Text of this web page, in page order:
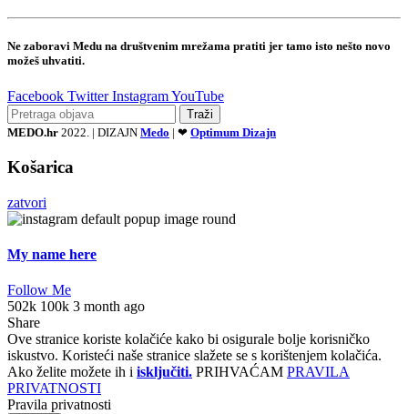
Ne zaboravi Medu na društvenim mrežama pratiti jer tamo isto nešto novo
možeš uhvatiti.
Facebook Twitter InstagramYouTube
Traži
MEDO.hr 2022. | DIZAJN Medo | ❤ Optimum Dizajn
Košarica
zatvori
My name here
Follow Me
502k 100k 3 month ago
Share
Ove stranice koriste kolačiće kako bi osigurale bolje korisničko
iskustvo. Koristeći naše stranice slažete se s korištenjem kolačića.
Ako želite možete ih i isključiti. PRIHVAĆAM PRAVILA
PRIVATNOSTI
Pravila privatnosti